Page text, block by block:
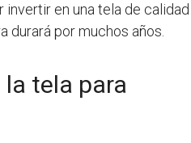
en una tela de calidad
durará por muchos años.
la tela para